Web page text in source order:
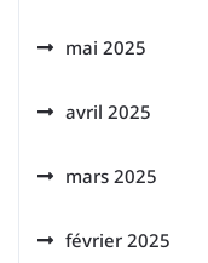
mai 2025
avril 2025
mars 2025
février 2025